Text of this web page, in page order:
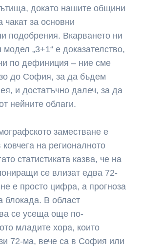
докато нашите общини
за основни
подобрения. Вкарването ни
„3+1“ е доказателство,
по дефиниция – ние сме
до София, за да бъдем
и достатъчно далеч, за да
нейните облаги.
заместване е
на регионалното
статистиката казва, че на
се влизат едва 72-
е просто цифра, а прогноза
блокада. В област
се усеща още по-
младите хора, които
72-ма, вече са в София или